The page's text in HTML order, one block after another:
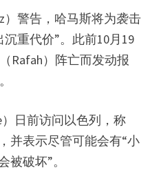
）警告，哈马斯将为袭击
重代价”。此前10月19
Rafah）阵亡而发动报
）日前访问以色列，称
并表示尽管可能会有“小
被破坏”。